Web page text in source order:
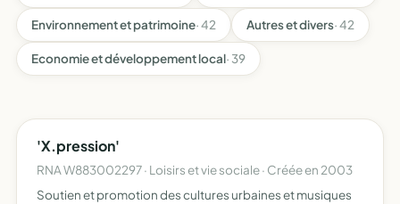
Environnement et patrimoine· 42 Autres et divers· 42
Economie et développement local· 39
'X.pression'
RNA W883002297 · Loisirs et vie sociale · Créée en 2003
Soutien et promotion des cultures urbaines et musiques